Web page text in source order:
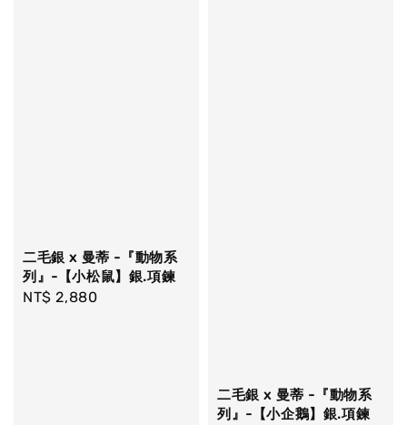
二毛銀 x 曼蒂 -『動物系
列』-【小松鼠】銀.項鍊
Regular
NT$ 2,880
二毛銀 x 曼蒂 -『動物系
列』-【小企鵝】銀.項鍊